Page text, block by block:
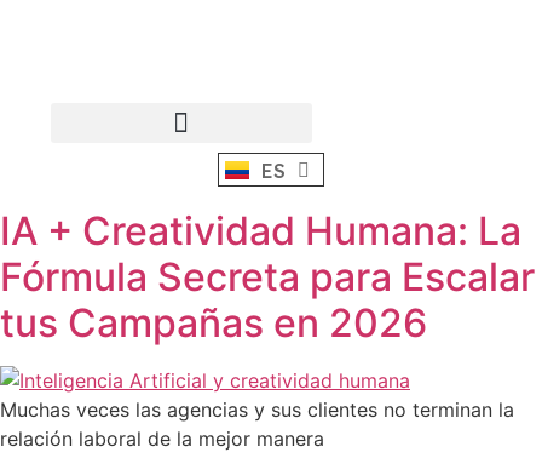
ES
EN
IA + Creatividad Humana: La
Fórmula Secreta para Escalar
tus Campañas en 2026
Muchas veces las agencias y sus clientes no terminan la
relación laboral de la mejor manera